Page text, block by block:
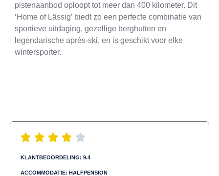
pistenaanbod oploopt tot meer dan 400 kilometer. Dit
‘Home of Lässig’ biedt zo een perfecte combinatie van
sportieve uitdaging, gezellige berghutten en
legendarische après-ski, en is geschikt voor elke
wintersporter.
KLANTBEOORDELING: 9.4
ACCOMMODATIE: HALFPENSION